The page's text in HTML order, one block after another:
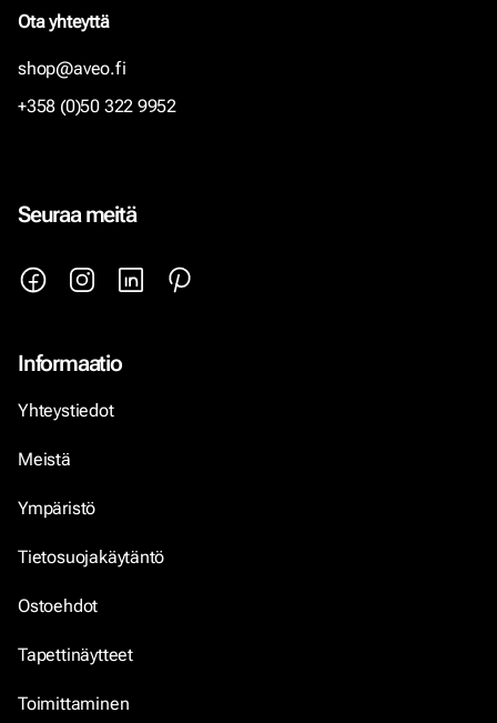
Ota yhteyttä
shop@aveo.fi
+358 (0)50 322 9952
Seuraa meitä
Informaatio
Yhteystiedot
Meistä
Ympäristö
Tietosuojakäytäntö
Ostoehdot
Tapettinäytteet
Toimittaminen